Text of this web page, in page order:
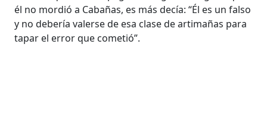
él no mordió a Cabañas, es más decía: “Él es un falso
y no debería valerse de esa clase de artimañas para
tapar el error que cometió”.